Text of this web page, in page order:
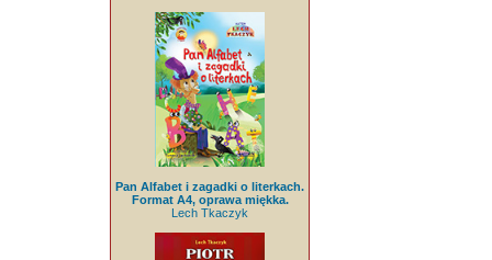
Pan Alfabet i zagadki o literkach.
Format A4, oprawa miękka.
Lech Tkaczyk